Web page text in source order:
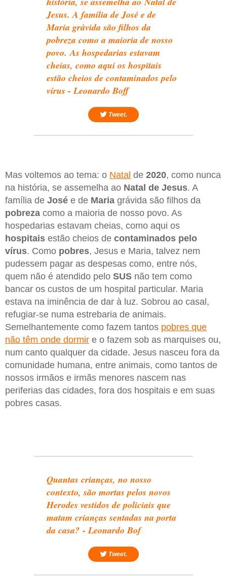
Jesus. A família de José e de
Maria grávida são filhos da
pobreza como a maioria de nosso
povo. As hospedarias estavam
cheias, como aqui os hospitais
estão cheios de contaminados pelo
vírus - Leonardo Boff
Tweet.
Mas voltemos ao tema: o Natal de 2020, como nunca
na história, se assemelha ao Natal de Jesus. A
família de José e de Maria grávida são filhos da
pobreza como a maioria de nosso povo. As
hospedarias estavam cheias, como aqui os
hospitais estão cheios de contaminados pelo
vírus. Como pobres, Jesus e Maria, talvez nem
pudessem pagar as despesas como, entre nós,
quem não é atendido pelo SUS não tem como
bancar os custos de um hospital particular. Maria
estava na iminência de dar à luz. Sobrou ao casal,
refugiar-se numa estrebaria de animais.
Semelhantemente como fazem tantos pobres que
não têm onde dormir e o fazem sob as marquises ou,
num canto qualquer da cidade. Jesus nasceu fora da
comunidade humana, entre animais, como tantos de
nossos irmãos e irmãs menores nascem nas
periferias das cidades, fora dos hospitais e em suas
pobres casas.
Quantas crianças, no nosso
contexto, são mortas pelos novos
Herodes vestidos de policiais que
matam crianças sentadas na porta
da casa? - Leonardo Bof
Tweet.